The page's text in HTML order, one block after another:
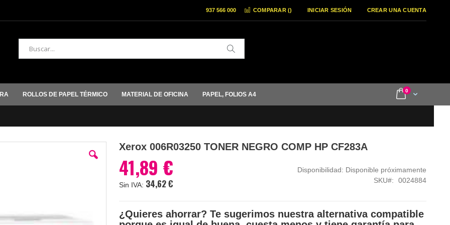
COMPARAR () INICIAR SESIÓN CREAR UNA CUENTA
937 566 000
Buscar
Cart
0items
ROLLOS DE PAPEL TÉRMICO MATERIAL DE OFICINA PAPEL, FOLIOS A4
Xerox 006R03250 TONER NEGRO COMP HP CF283A
41,89 €
34,62 €
Disponibilidad: Disponible próximamente
SKU
0024884
¿Quieres ahorrar? Te sugerimos nuestra alternativa compatible